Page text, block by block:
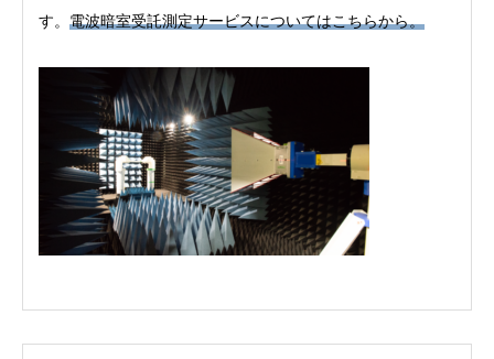
す。 電波暗室受託測定サービスについてはこちらから。